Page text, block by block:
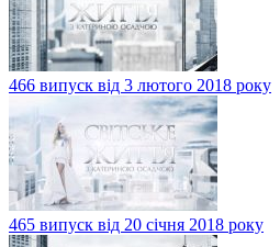
466 випуск від 3 лютого 2018 року
465 випуск від 20 січня 2018 року